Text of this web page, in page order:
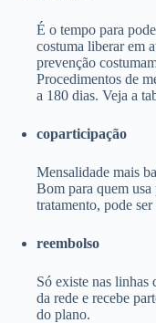
É o tempo para
costuma liberar em
prevenção
Procedimentos de
a 180 dias. Veja a
coparticipação
Mensalidade mais
Bom para quem
tratamento, pode
reembolso
Só existe nas linhas
da rede e recebe
do plano.